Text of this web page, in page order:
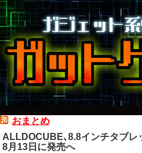
おまとめ
ALLDOCUBE､8.8インチタブ
8月13日に発売へ